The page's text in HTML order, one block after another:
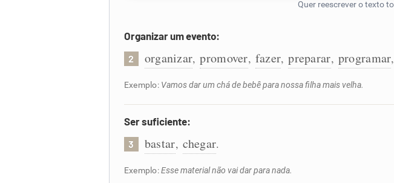
Organizar um evento:
2 organizar, promover, fazer, preparar, programar,
Exemplo: Vamos dar um chá de bebê para nossa filha mais velha.
Ser suficiente:
3 bastar, chegar.
Exemplo:Esse material não vai dar para nada.